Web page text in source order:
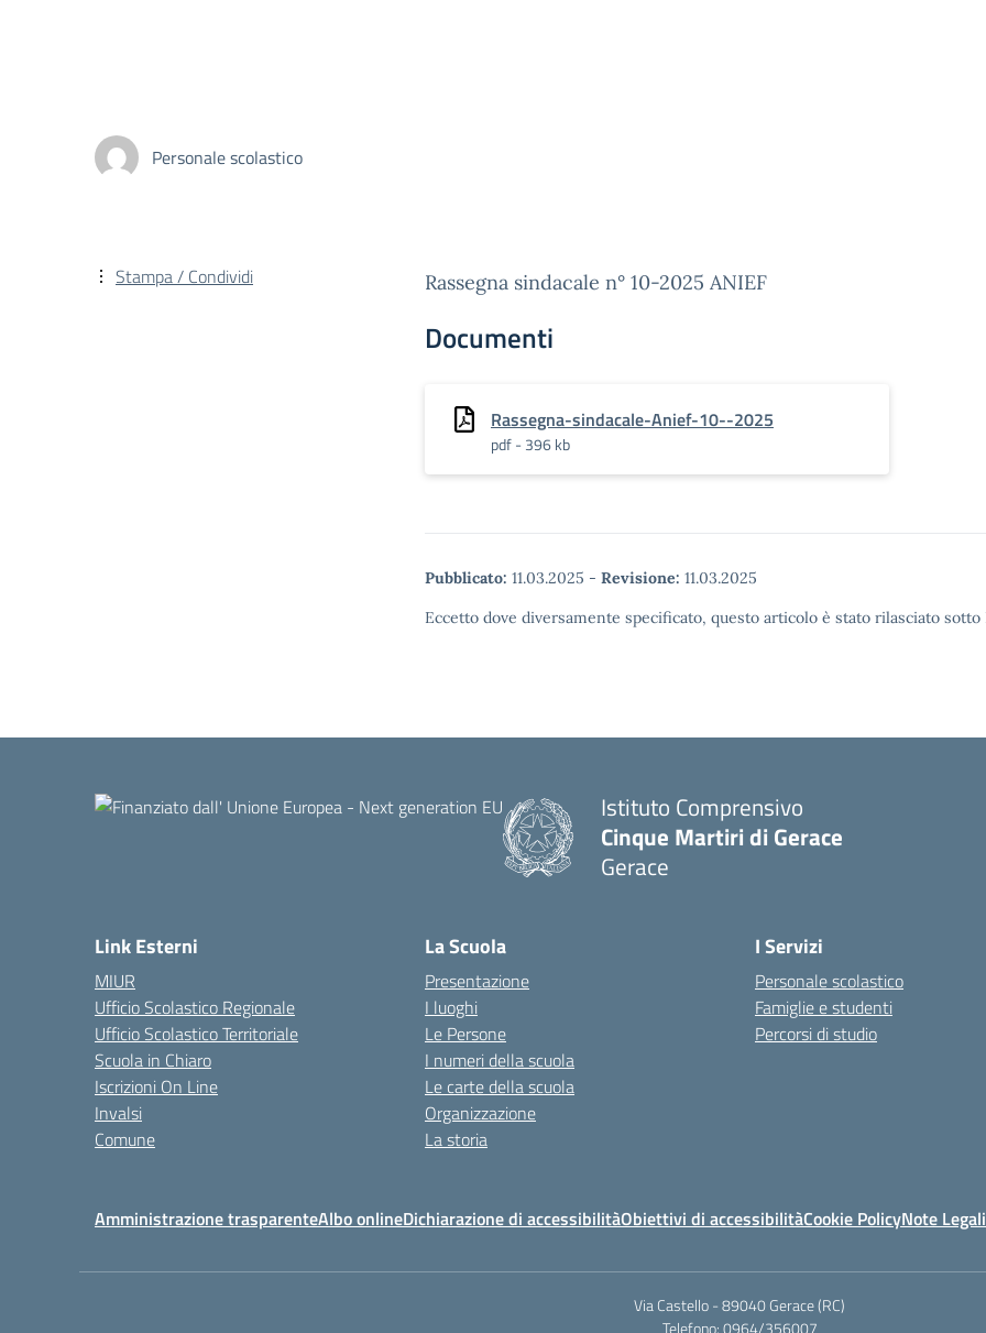
Personale scolastico
Rassegna sindacale n° 10-2025 ANIEF
Documenti
Rassegna-sindacale-Anief-10--2025
pdf - 396 kb
Pubblicato: 11.03.2025 - Revisione: 11.03.2025
Eccetto dove diversamente specificato, questo articolo è stato rilasciato
Stampa / Condividi
Istituto Comprensivo
Cinque Martiri di Gerace
Gerace
Link Esterni
MIUR
Ufficio Scolastico Regionale
Ufficio Scolastico Territoriale
Scuola in Chiaro
Iscrizioni On Line
Invalsi
Comune
La Scuola
Presentazione
I luoghi
Le Persone
I numeri della scuola
Le carte della scuola
Organizzazione
La storia
I Servizi
Personale scolastico
Famiglie e studenti
Percorsi di studio
Amministrazione trasparenteAlbo onlineDichiarazione di accessibilitàObiettivi di accessibilitàCookie PolicyNote Legali
Via Castello - 89040 Gerace (RC)
Telefono: 0964/356007